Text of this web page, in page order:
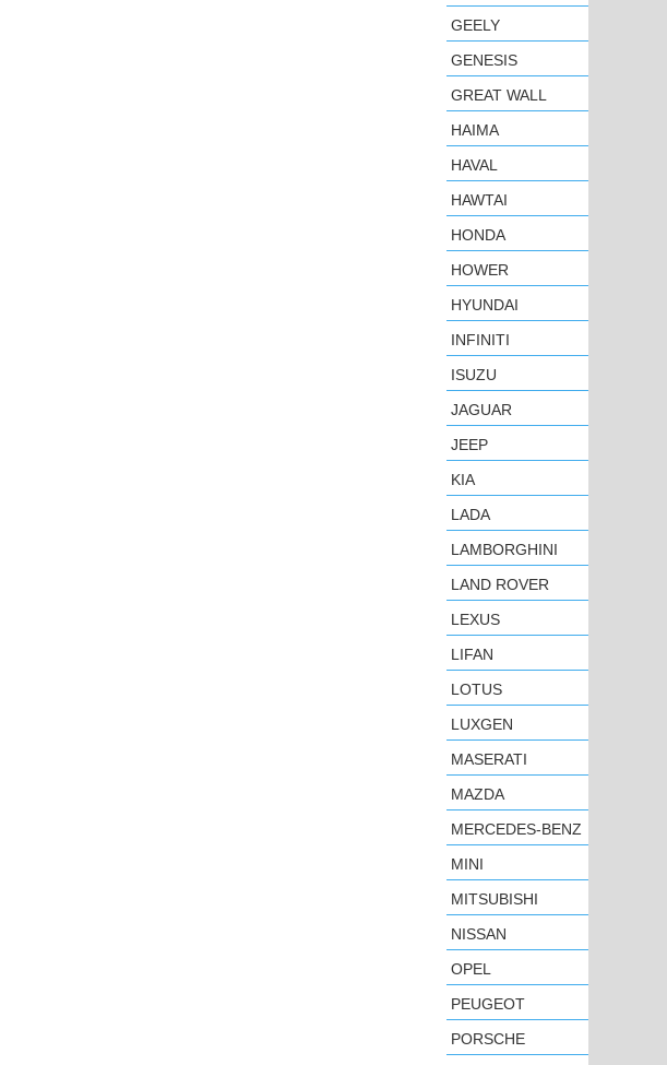
GEELY
GENESIS
GREAT WALL
HAIMA
HAVAL
HAWTAI
HONDA
HOWER
HYUNDAI
INFINITI
ISUZU
JAGUAR
JEEP
KIA
LADA
LAMBORGHINI
LAND ROVER
LEXUS
LIFAN
LOTUS
LUXGEN
MASERATI
MAZDA
MERCEDES-BENZ
MINI
MITSUBISHI
NISSAN
OPEL
PEUGEOT
PORSCHE